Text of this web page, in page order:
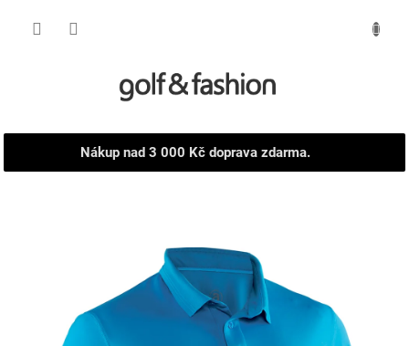
NÁKUPNÍ
Nákup nad 3 000 Kč doprava zdarma.